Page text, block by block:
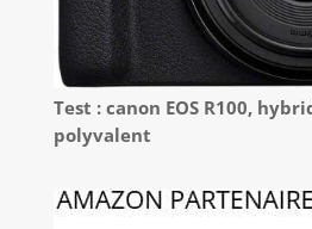
Test : canon EOS R100,
polyvalent